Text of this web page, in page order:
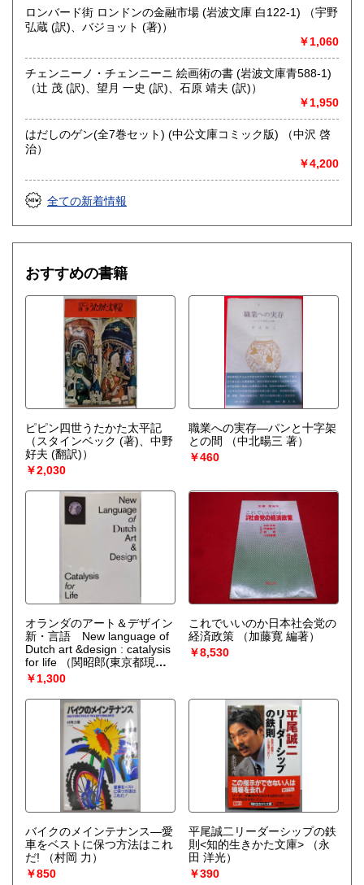
ロンバード街 ロンドンの金融市場 (岩波文庫 白122-1) （宇野
弘蔵 (訳)、バジョット (著)）
￥1,060
チェンニーノ・チェンニーニ 絵画術の書 (岩波文庫青588-1)
（辻 茂 (訳)、望月 一史 (訳)、石原 靖夫 (訳)）
￥1,950
はだしのゲン(全7巻セット) (中公文庫コミック版) （中沢 啓
治）
￥4,200
全ての新着情報
おすすめの書籍
ピピン四世うたかた太平記
（スタインベック (著)、中野
好夫 (翻訳)）
￥2,030
職業への実存―パンと十字架
との間
（中北暘三 著）
￥460
オランダのアート＆デザイン
新・言語 New language of
Dutch art &design : catalysis
for life
（関昭郎(東京都現代
美術館)編）
￥1,300
これでいいのか日本社会党の
経済政策
（加藤寛 編著）
￥8,530
バイクのメインテナンス―愛
車をベストに保つ方法はこれ
だ!
（村岡 力）
￥850
平尾誠二リーダーシップの鉄
則<知的生きかた文庫>
（永
田 洋光）
￥390